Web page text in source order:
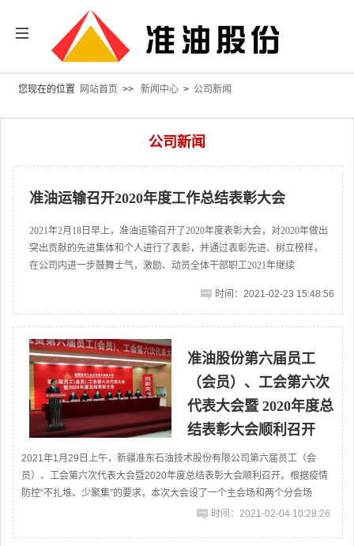
您现在的位置 网站首页 >> 新闻中心 > 公司新闻
公司新闻
准油运输召开2020年度工作总结表彰大会
2021年2月18日早上，准油运输召开了2020年度表彰大会，对2020年做出
突出贡献的先进集体和个人进行了表彰，并通过表彰先进、树立榜样，
在公司内进一步鼓舞士气，激励、动员全体干部职工2021年继续
时间：2021-02-23 15:48:56
准油股份第六届员工
（会员）、工会第六次
代表大会暨 2020年度总
结表彰大会顺利召开
2021年1月29日上午，新疆准东石油技术股份有限公司第六届员工（会
员）、工会第六次代表大会暨2020年度总结表彰大会顺利召开。根据疫情
防控“不扎堆、少聚集”的要求，本次大会设了一个主会场和两个分会场
时间：2021-02-04 10:28:26